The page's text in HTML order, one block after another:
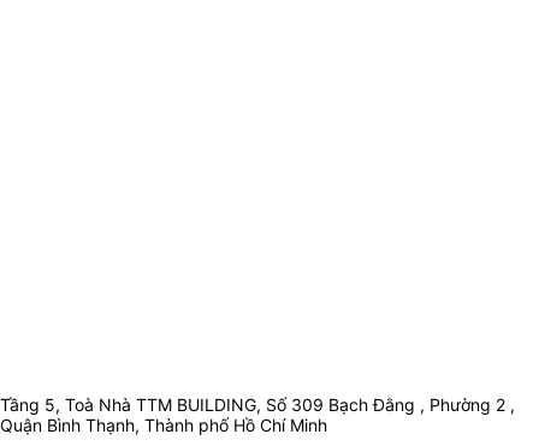
Tầng 5, Toà Nhà TTM BUILDING, Số 309 Bạch Đằng , Phường 2 ,
Quận Bình Thạnh, Thành phố Hồ Chí Minh